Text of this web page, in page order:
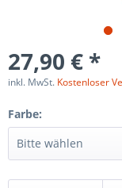
27,90 € *
inkl. MwSt. Kostenloser
Farbe: